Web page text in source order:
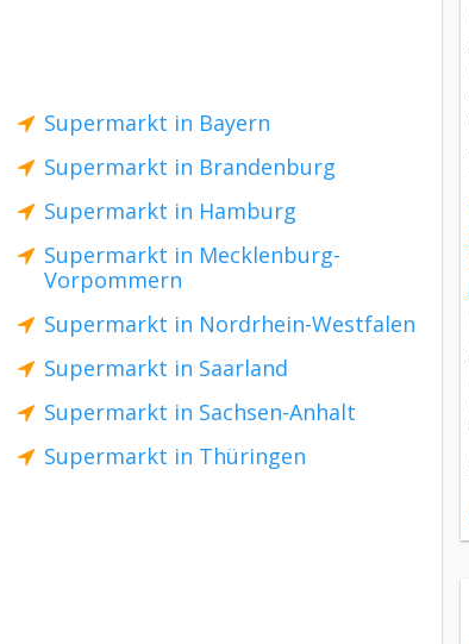
Supermarkt in Bayern
Supermarkt in Brandenburg
Supermarkt in Hamburg
Supermarkt in Mecklenburg-
Vorpommern
Supermarkt in Nordrhein-Westfalen
Supermarkt in Saarland
Supermarkt in Sachsen-Anhalt
Supermarkt in Thüringen